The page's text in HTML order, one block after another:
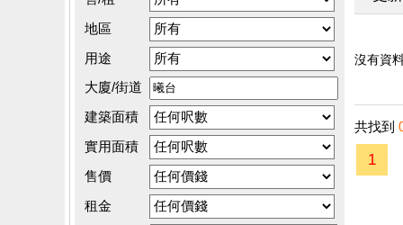
地區
用途
大廈/街道
建築面積
實用面積
售價
租金
沒有資料
共找到
1